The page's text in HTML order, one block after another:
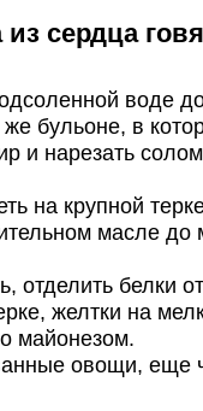
сердца
воде
бульоне, в
и нарезать
на крупной
масле до
отделить белки
желтки на
майонезом.
овощи, еще